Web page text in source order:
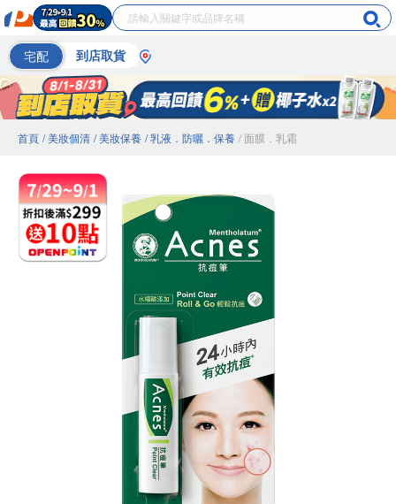
宅配 到店取貨
首頁 / 美妝個清 / 美妝保養 / 乳液．防曬．保養 / 面膜．乳霜